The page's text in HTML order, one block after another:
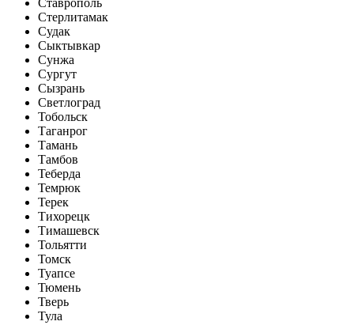
Ставрополь
Стерлитамак
Судак
Сыктывкар
Сунжа
Сургут
Сызрань
Светлоград
Тобольск
Таганрог
Тамань
Тамбов
Теберда
Темрюк
Терек
Тихорецк
Тимашевск
Тольятти
Томск
Туапсе
Тюмень
Тверь
Тула